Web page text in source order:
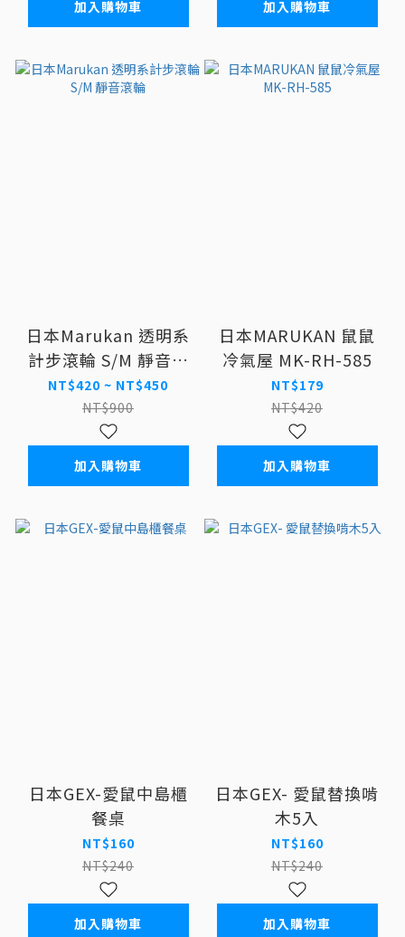
加入購物車 加入購物車
日本Marukan 透明系
計步滾輪 S/M 靜音滾
輪
NT$420 ~ NT$450
NT$900
加入購物車
日本MARUKAN 鼠鼠
冷氣屋 MK-RH-585
NT$179
NT$420
加入購物車
日本GEX-愛鼠中島櫃
餐桌
NT$160
NT$240
加入購物車
日本GEX- 愛鼠替換啃
木5入
NT$160
NT$240
加入購物車